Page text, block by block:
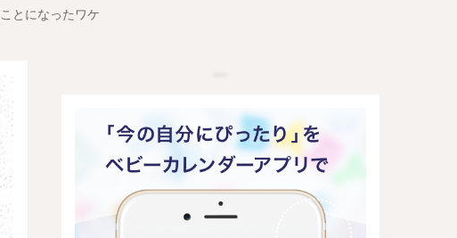
とになったワケ